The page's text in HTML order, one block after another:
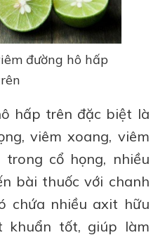
đường hô hấp
hấp trên đặc biệt là
viêm xoang, viêm
cổ họng, nhiều
bài thuốc với chanh
chứa nhiều axit hữu
khuẩn tốt, giúp làm